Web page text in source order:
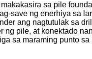
sa pile
save ng enerhiya sa
ang nagtutulak sa
ng pile, at konektado
sa maraming punto